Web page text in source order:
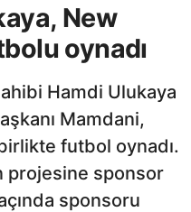
New
oynadı
Hamdi Ulukaya
Mamdani,
futbol oynadı.
projesine sponsor
sponsoru